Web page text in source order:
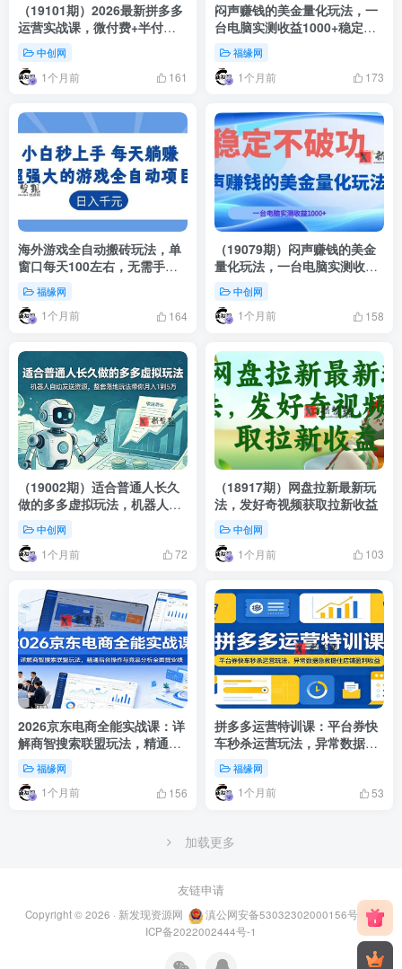
（19101期）2026最新拼多多
运营实战课，微付费+半付费
+强付费全套起款玩法，矩阵
叠券AI推广防断流3.0玩法
中创网
1个月前 161
闷声赚钱的美金量化玩法，一
台电脑实测收益1000+稳定不
破功！
福缘网
1个月前 173
海外游戏全自动搬砖玩法，单
窗口每天100左右，无需手
动！【揭秘】
福缘网
1个月前 164
（19079期）闷声赚钱的美金
量化玩法，一台电脑实测收益
1000+稳定不破功！
中创网
1个月前 158
（19002期）适合普通人长久
做的多多虚拟玩法，机器人自
动发送资源，整套落地玩法带
你月入 1 到 5 万
中创网
1个月前 72
（18917期）网盘拉新最新玩
法，发好奇视频获取拉新收益
中创网
1个月前 103
2026京东电商全能实战课：详
解商智搜索联盟玩法，精通后
台操作与竞品分析全面提业绩
福缘网
1个月前 156
拼多多运营特训课：平台券快
车秒杀运营玩法，异常数据急
救稳住店铺盈利收益
福缘网
1个月前 53
加载更多
友链申请
Copyright © 2026 · 新发现资源网 滇公网安备53032302000156号
滇
ICP备2022002444号-1